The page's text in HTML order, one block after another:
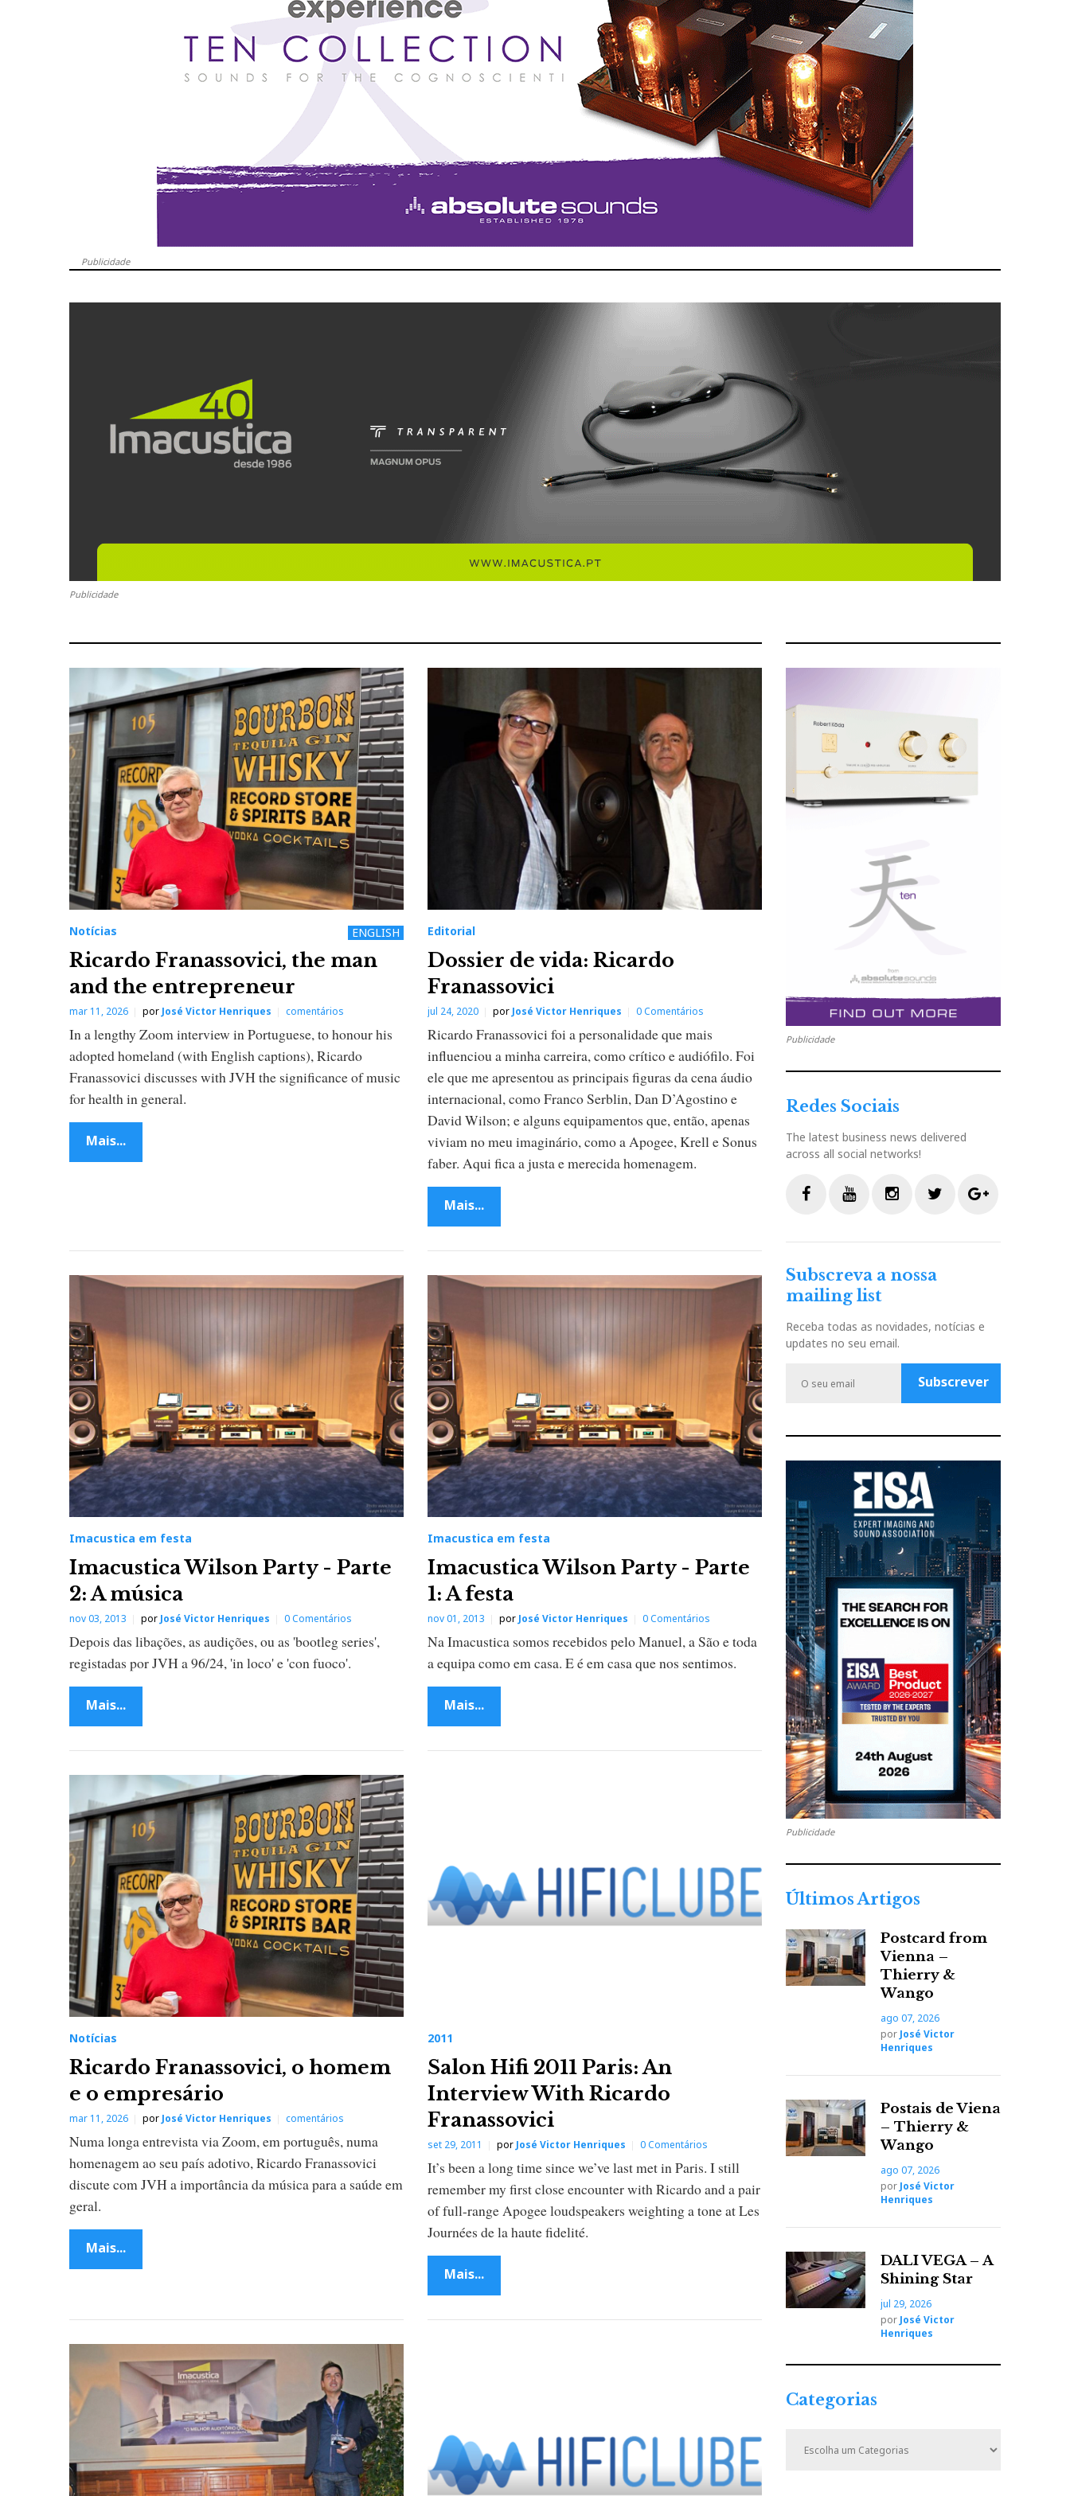
Publicidade
Publicidade
Notícias ENGLISH
Ricardo Franassovici, the man
and the entrepreneur
mar 11, 2026 por José Victor Henriques comentários
In a lengthy Zoom interview in Portuguese, to honour his
adopted homeland (with English captions), Ricardo
Franassovici discusses with JVH the significance of music
for health in general.
Mais...
Editorial
Dossier de vida: Ricardo
Franassovici
jul 24, 2020 por José Victor Henriques 0 Comentários
Ricardo Franassovici foi a personalidade que mais
influenciou a minha carreira, como crítico e audiófilo. Foi
ele que me apresentou as principais figuras da cena áudio
internacional, como Franco Serblin, Dan D’Agostino e
David Wilson; e alguns equipamentos que, então, apenas
viviam no meu imaginário, como a Apogee, Krell e Sonus
faber. Aqui fica a justa e merecida homenagem.
Mais...
Imacustica em festa
Imacustica Wilson Party - Parte
2: A música
nov 03, 2013 por José Victor Henriques 0 Comentários
Depois das libações, as audições, ou as 'bootleg series',
registadas por JVH a 96/24, 'in loco' e 'con fuoco'.
Mais...
Imacustica em festa
Imacustica Wilson Party - Parte
1: A festa
nov 01, 2013 por José Victor Henriques 0 Comentários
Na Imacustica somos recebidos pelo Manuel, a São e toda
a equipa como em casa. E é em casa que nos sentimos.
Mais...
Notícias
Ricardo Franassovici, o homem
e o empresário
mar 11, 2026 por José Victor Henriques comentários
Numa longa entrevista via Zoom, em português, numa
homenagem ao seu país adotivo, Ricardo Franassovici
discute com JVH a importância da música para a saúde em
geral.
Mais...
2011
Salon Hifi 2011 Paris: An
Interview With Ricardo
Franassovici
set 29, 2011 por José Victor Henriques 0 Comentários
It’s been a long time since we’ve last met in Paris. I still
remember my first close encounter with Ricardo and a pair
of full-range Apogee loudspeakers weighting a tone at Les
Journées de la haute fidelité.
Mais...
Publicidade
Redes Sociais
The latest business news delivered
across all social networks!
a
e
b
o
k
o
t
u
e
n
t
a
a
w
t
r
o
P
s
Subscreva a nossa
mailing list
Receba todas as novidades, notícias e
updates no seu email.
Subscrever
Publicidade
Últimos Artigos
Postcard from
Vienna –
Thierry &
Wango
ago 07, 2026
por José Victor
Henriques
Postais de Viena
– Thierry &
Wango
ago 07, 2026
por José Victor
Henriques
DALI VEGA – A
Shining Star
jul 29, 2026
por José Victor
Henriques
Categorias